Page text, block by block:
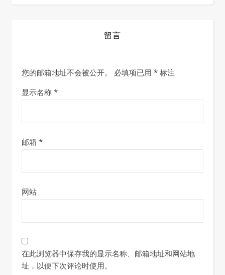
留言
您的邮箱地址不会被公开。 必填项已用 * 标注
显示名称 *
邮箱 *
网站
在此浏览器中保存我的显示名称、邮箱地址和网站地
址，以便下次评论时使用。